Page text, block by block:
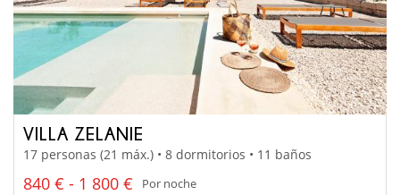
VILLA ZELANIE
17 personas (21 máx.) • 8 dormitorios • 11 baños
840 € - 1 800 €
Por noche